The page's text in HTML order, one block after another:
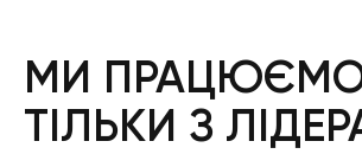
МИ
ТІЛЬКИ З